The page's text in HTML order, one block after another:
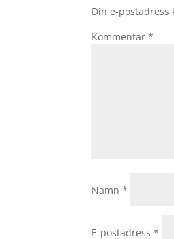
Din e-
Kommentar*
Namn*
E-postadress*